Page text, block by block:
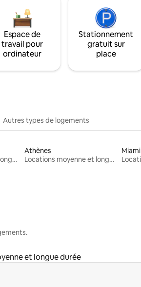
Espace de
travail pour
ordinateur
Stationnement
gratuit sur
place
Autres types de logements
Locations moyenne et longue durée
Athènes
Locations moyenne et longue durée
Miami
et longue durée